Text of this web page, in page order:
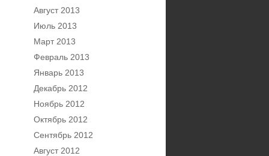
Август 2013
Июль 2013
Март 2013
Февраль 2013
Январь 2013
Декабрь 2012
Ноябрь 2012
Октябрь 2012
Сентябрь 2012
Август 2012